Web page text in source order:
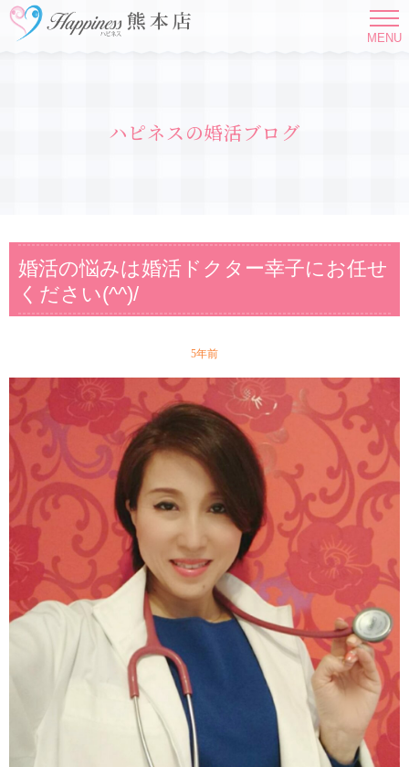
MENU
ハピネスの婚活ブログ
婚活の悩みは婚活ドクター幸子にお任せ
ください(^^)/
5年前